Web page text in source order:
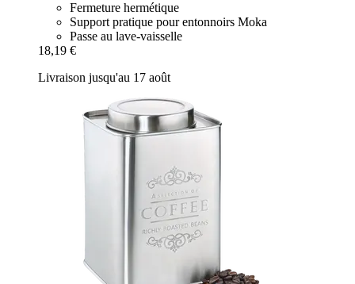
Fermeture hermétique
Support pratique pour entonnoirs Moka
Passe au lave-vaisselle
18,19 €
Livraison jusqu'au 17 août